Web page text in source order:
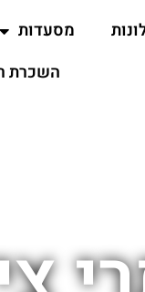
מסעדות
השכרת